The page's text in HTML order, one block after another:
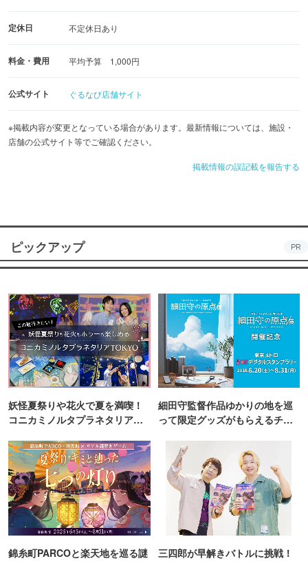
定休日 不定休日あり
料金・費用 平均予算 1,000円
公式サイト ぐるなび店舗サイト
※掲載内容が変更となっている場合があります。最新情報については、施設・
店舗の公式サイト等でご確認ください。
掲載情報の誤記載を報告する
ピックアップ PR
妖怪夏祭りや花火で夏を満喫！
コニカミノルタプラネタリア
細田守監督作品ゆかりの地を巡
って限定グッズがもらえるチャ
錦糸町PARCOと楽天地を巡る謎
三四郎が早解きバトルに挑戦！